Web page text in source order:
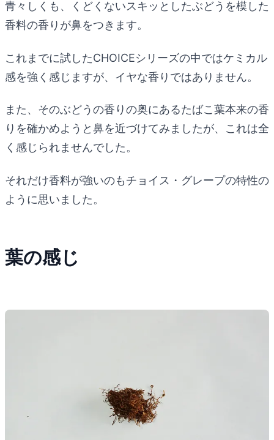
青々しくも、くどくないスキッとしたぶどうを模した
香料の香りが鼻をつきます。
これまでに試したCHOICEシリーズの中ではケミカル
感を強く感じますが、イヤな香りではありません。
また、そのぶどうの香りの奥にあるたばこ葉本来の香
りを確かめようと鼻を近づけてみましたが、これは全
く感じられませんでした。
それだけ香料が強いのもチョイス・グレープの特性の
ように思いました。
葉の感じ